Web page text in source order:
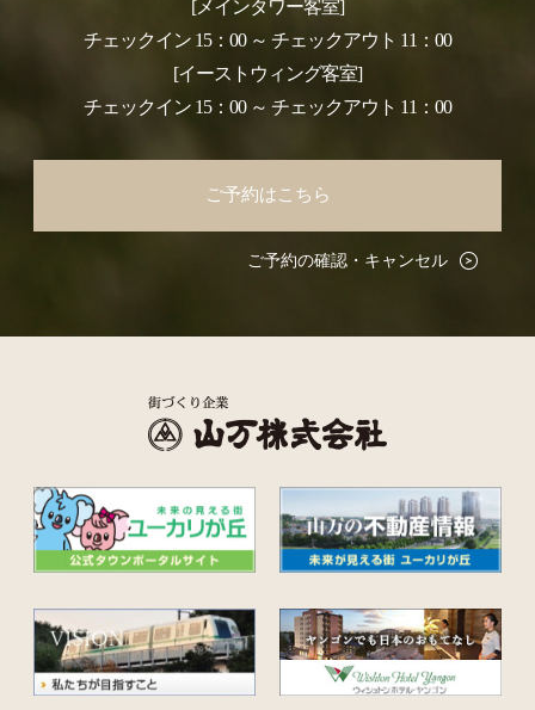
[メインタワー客室]
チェックイン 15：00 ～ チェックアウト 11：00
[イーストウィング客室]
チェックイン 15：00 ～ チェックアウト 11：00
ご予約はこちら
ご予約の確認・キャンセル